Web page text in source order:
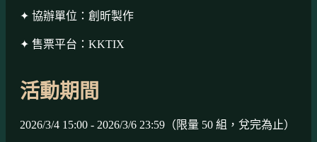
✦ 協辦單位：創昕製作
✦ 售票平台：KKTIX
活動期間
2026/3/4 15:00 - 2026/3/6 23:59（限量 50 組，兌完為止）